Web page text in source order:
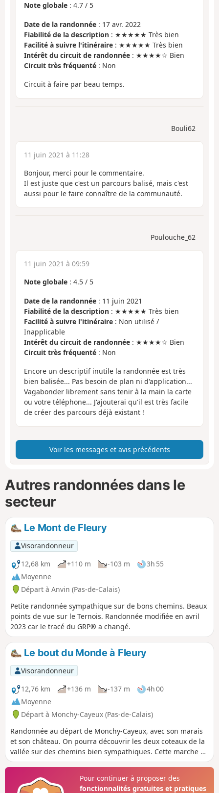
Note globale : 4.7 / 5
Date de la randonnée : 17 avr. 2022
Fiabilité de la description : ★★★★★ Très bien
Facilité à suivre l'itinéraire : ★★★★★ Très bien
Intérêt du circuit de randonnée : ★★★★☆ Bien
Circuit très fréquenté : Non
Circuit à faire par beau temps.
Bouli62
11 juin 2021 à 11:28
Bonjour, merci pour le commentaire.
Il est juste que c'est un parcours balisé, mais c'est
aussi pour le faire connaître de la communauté.
Poulouche_62
11 juin 2021 à 09:59
Note globale : 4.5 / 5
Date de la randonnée : 11 juin 2021
Fiabilité de la description : ★★★★★ Très bien
Facilité à suivre l'itinéraire : Non utilisé /
Inapplicable
Intérêt du circuit de randonnée : ★★★★☆ Bien
Circuit très fréquenté : Non
Encore un descriptif inutile la randonnée est très
bien balisée... Pas besoin de plan ni d'application...
Vagabonder librement sans tenir à la main la carte
ou votre téléphone... J'ajouterai qu'il est très facile
de créer des parcours déjà existant !
Voir les messages et avis précédents
Autres randonnées dans le
secteur
Le Mont de Fleury
Visorandonneur
12,68 km
+110 m -103 m
3h 55
Moyenne
Départ à Anvin (Pas-de-Calais)
Petite randonnée sympathique sur de bons chemins. Beaux
points de vue sur le Ternois. Randonnée modifiée en avril
2023 car le tracé du GRP® a changé.
Le bout du Monde à Fleury
Visorandonneur
12,76 km
+136 m -137 m
4h 00
Moyenne
Départ à Monchy-Cayeux (Pas-de-Calais)
Randonnée au départ de Monchy-Cayeux, avec son marais
et son château. On pourra découvrir les deux coteaux de la
vallée sur des chemins bien sympathiques. Cette marche a
un dénivelé positif de 123 m, rien d'insurmontable pour des
Pour continuer à proposer des
fonctionnalités gratuites et pratiques